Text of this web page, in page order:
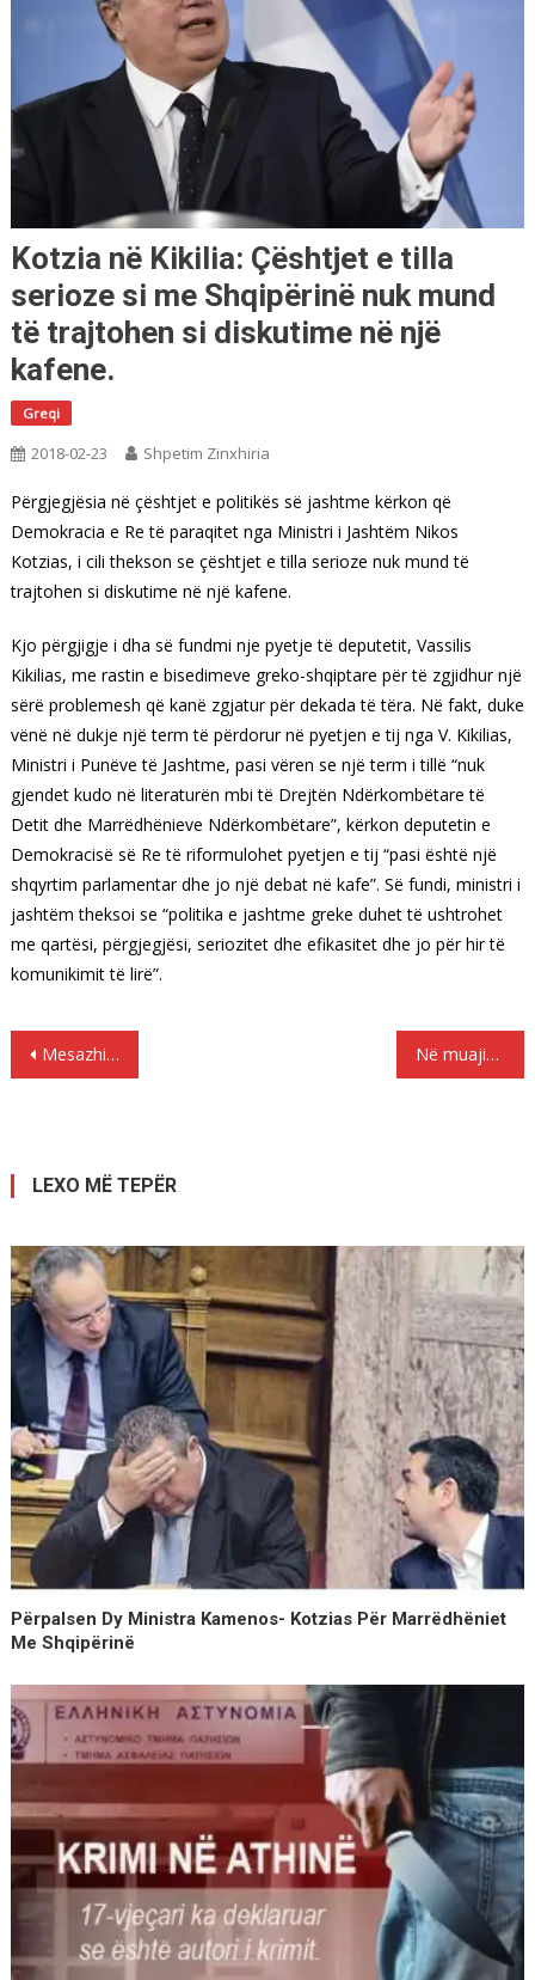
Kotzia në Kikilia: Çështjet e tilla
serioze si me Shqipërinë nuk mund
të trajtohen si diskutime në një
kafene.
Greqi
2018-02-23 Shpetim Zinxhiria
Përgjegjësia në çështjet e politikës së jashtme kërkon që
Demokracia e Re të paraqitet nga Ministri i Jashtëm Nikos
Kotzias, i cili thekson se çështjet e tilla serioze nuk mund të
trajtohen si diskutime në një kafene.
Kjo përgjigje i dha së fundmi nje pyetje të deputetit, Vassilis
Kikilias, me rastin e bisedimeve greko-shqiptare për të zgjidhur një
sërë problemesh që kanë zgjatur për dekada të tëra. Në fakt, duke
vënë në dukje një term të përdorur në pyetjen e tij nga V. Kikilias,
Ministri i Punëve të Jashtme, pasi vëren se një term i tillë “nuk
gjendet kudo në literaturën mbi të Drejtën Ndërkombëtare të
Detit dhe Marrëdhënieve Ndërkombëtare”, kërkon deputetin e
Demokracisë së Re të riformulohet pyetjen e tij “pasi është një
shqyrtim parlamentar dhe jo një debat në kafe”. Së fundi, ministri i
jashtëm theksoi se “politika e jashtme greke duhet të ushtrohet
me qartësi, përgjegjësi, seriozitet dhe efikasitet dhe jo për hir të
komunikimit të lirë”.
Lëvizje
Mesazhi Tsipras në Shkup: Kursi juaj europian shkon nga Athina, jo nga Ankaraja Në muajin Maj do të hapet ambasada amerikane në Jerusalem
LEXO MË TEPËR
Përpalsen Dy Ministra Kamenos- Kotzias Për Marrëdhëniet
Me Shqipërinë